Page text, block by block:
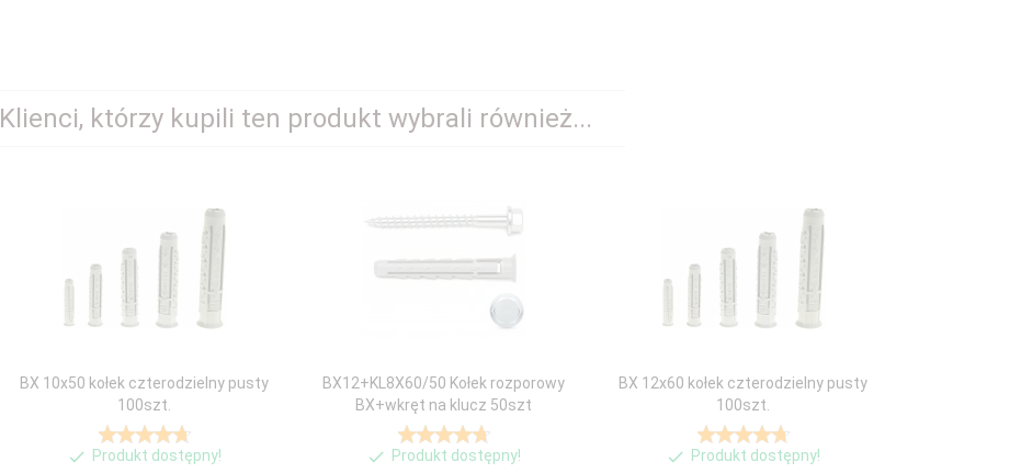
Klienci, którzy kupili ten produkt wybrali również...
BX 10x50 kołek czterodzielny pusty
100szt.
Produkt dostępny!
BX12+KL8X60/50 Kołek rozporowy
BX+wkręt na klucz 50szt
Produkt dostępny!
BX 12x60 kołek czterodzielny pusty
100szt.
Produkt dostępny!